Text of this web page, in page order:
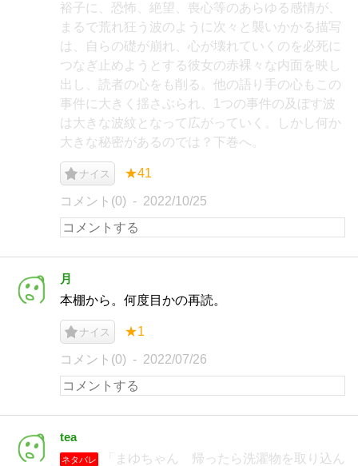
裕子に、恐怖、絶望、喪心等のあらゆる感情が、
まるで荒れ狂う波のように次々と襲いかかる描写
は、自らの礎が崩れ、心が壊れていくのを必死に
つなぎ止めようとする彼女の赤裸々な内面を映し
出し、読者の心をも削る。他の語り手の心もこの
事件に大きく揺さぶられ、1つの事件の及ぼす波
は大きな波紋となって広がっていく。しかし何か
大きな秘密があるのでは？下巻へ。
ナイス ★41
コメント(0) 2022/10/25
月
本棚から。何度目かの再読。
ナイス ★1
コメント(0) 2022/07/26
tea
ネタバレ
「まゆちゃん 帰ったら洗濯物を取り込ん